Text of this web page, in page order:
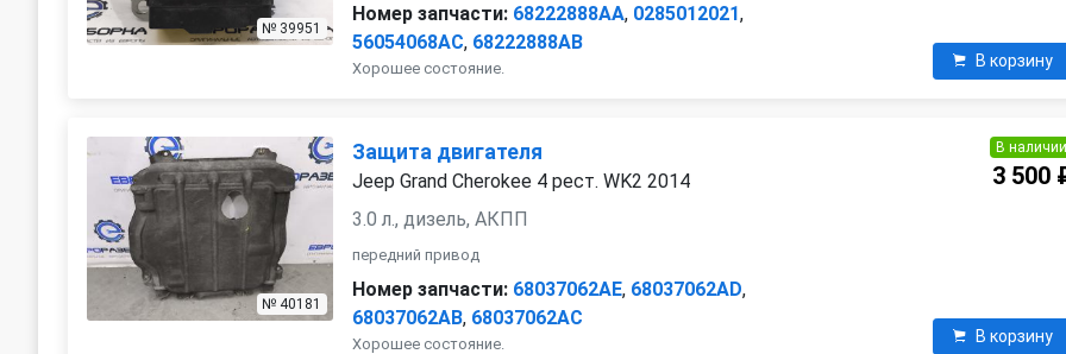
№ 39951
Номер запчасти: 68222888AA, 0285012021,
56054068AC, 68222888AB
Хорошее состояние. В корзину
№ 40181
Защита двигателя
Jeep Grand Cherokee 4 рест. WK2 2014
3.0 л., дизель, АКПП
передний привод
Номер запчасти: 68037062AE, 68037062AD,
68037062AB, 68037062AC
Хорошее состояние.
В наличии
3 500
В корзину